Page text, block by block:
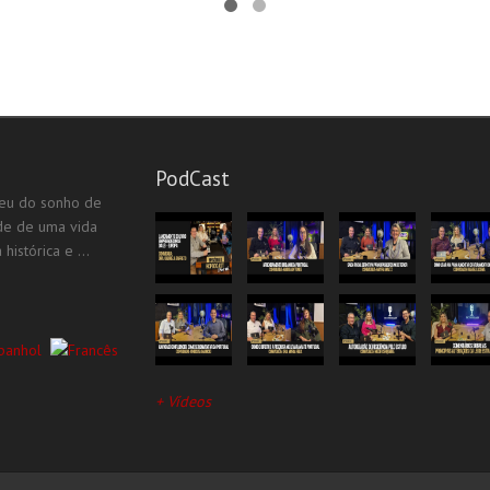
do sonho de
de uma vida
e ...
PodCast
+ Vídeos